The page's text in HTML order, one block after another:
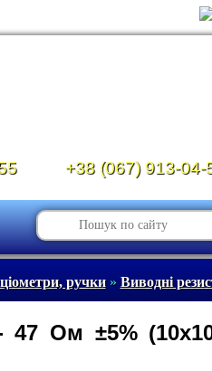
+38 (067) 913-04-
ручки» Виводні
47 Ом ±5%